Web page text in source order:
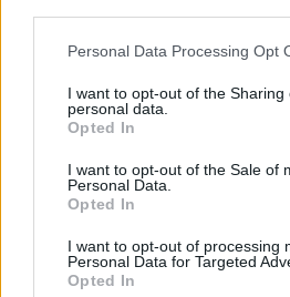
Please note that this website/app
not limited to your visit or usage
grant or deny consent to Google
use your data for below specified
consent section.
Personal Data Processing Opt
I want to opt-out of the Sharing
personal data.
Opted In
I want to opt-out of the Sale of
Personal Data.
Opted In
I want to opt-out of processing
Personal Data for Targeted
Opted In
Hogyan támogasd a
önálló tanulásban?
2024. december 04.
Perfekt
Az önálló tanulás elsajátítása
meghatározó lépés a fiatalok
tanulás hatékonyságát növeli,